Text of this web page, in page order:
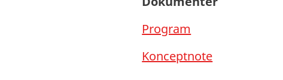
Program
Konceptnote